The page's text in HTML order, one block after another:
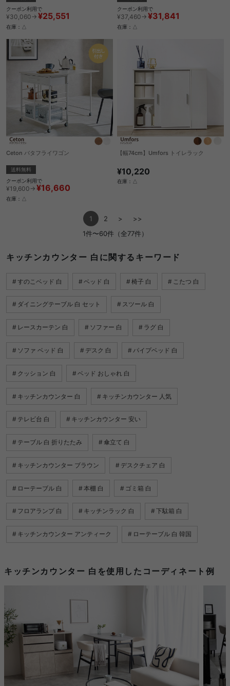
クーポン利用で
¥30,060→ ¥25,551
在庫：△
クーポン利用で
¥37,460→ ¥31,841
在庫：△
Ceton バタフライワゴン
送料無料
クーポン利用で
¥19,600→ ¥16,660
在庫：△
【幅74cm】Umfors トイレラック
¥10,220
在庫：△
1 2 >
>>
1件〜60件（全77件）
キッチンカウンター 白に関するキーワード
すのこベッド 白 ベッド 白 椅子 白 こたつ 白
ダイニングテーブル 白 セット スツール 白
レースカーテン 白 ソファー 白 ラグ 白
ソファ ベッド 白 デスク 白 パイプベッド 白
クッション 白 ベッド おしゃれ 白
キッチンカウンター 白 キッチンカウンター 人気
テレビ台 白 キッチンカウンター 安い
テーブル 白 折りたたみ 傘立て 白
キッチンカウンター ブラウン デスクチェア 白
ローテーブル 白 本棚 白 ゴミ箱 白
フロアランプ 白 キッチンラック 白 下駄箱 白
キッチンカウンター アンティーク ローテーブル 白 韓国
キッチンカウンター 白を使用したコーディネート例